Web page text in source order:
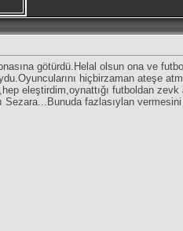
götürdü.Helal olsun ona ve
hiçbirzaman ateşe
eleştirdim,oynattığı futboldan zevk
Sezara...Bunuda fazlasıylan